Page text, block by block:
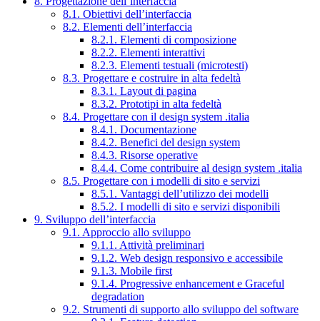
8.1. Obiettivi dell’interfaccia
8.2. Elementi dell’interfaccia
8.2.1. Elementi di composizione
8.2.2. Elementi interattivi
8.2.3. Elementi testuali (microtesti)
8.3. Progettare e costruire in alta fedeltà
8.3.1. Layout di pagina
8.3.2. Prototipi in alta fedeltà
8.4. Progettare con il design system .italia
8.4.1. Documentazione
8.4.2. Benefici del design system
8.4.3. Risorse operative
8.4.4. Come contribuire al design system .italia
8.5. Progettare con i modelli di sito e servizi
8.5.1. Vantaggi dell’utilizzo dei modelli
8.5.2. I modelli di sito e servizi disponibili
9. Sviluppo dell’interfaccia
9.1. Approccio allo sviluppo
9.1.1. Attività preliminari
9.1.2. Web design responsivo e accessibile
9.1.3. Mobile first
9.1.4. Progressive enhancement e Graceful
degradation
9.2. Strumenti di supporto allo sviluppo del software